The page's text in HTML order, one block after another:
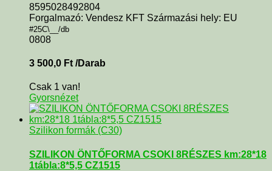
8595028492804
Forgalmazó: Vendesz KFT Származási hely: EU
#25C\__/db
0808
3 500,0 Ft /Darab
Csak 1 van!
Gyorsnézet
Szilikon formák (C30)
SZILIKON ÖNTŐFORMA CSOKI 8RÉSZES km:28*18
1tábla:8*5,5 CZ1515